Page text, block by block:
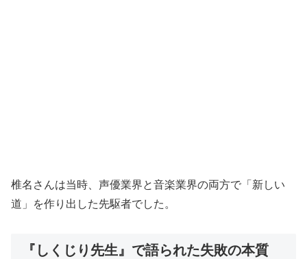
椎名さんは当時、声優業界と音楽業界の両方で「新しい
道」を作り出した先駆者でした。
『しくじり先生』で語られた失敗の本質